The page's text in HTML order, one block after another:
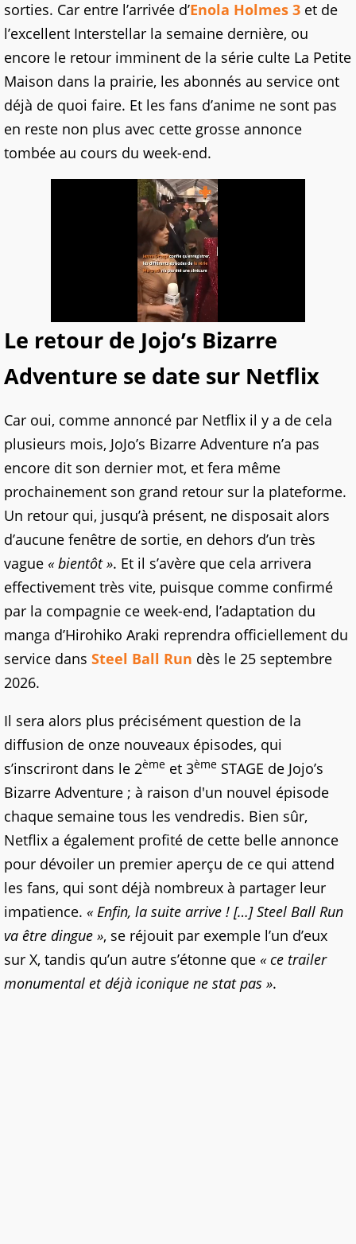
sorties. Car entre l’arrivée d’Enola Holmes 3 et de
l’excellent Interstellar la semaine dernière, ou
encore le retour imminent de la série culte La Petite
Maison dans la prairie, les abonnés au service ont
déjà de quoi faire. Et les fans d’anime ne sont pas
en reste non plus avec cette grosse annonce
tombée au cours du week-end.
Le retour de Jojo’s Bizarre
Adventure se date sur Netflix
Car oui, comme annoncé par Netflix il y a de cela
plusieurs mois, JoJo’s Bizarre Adventure n’a pas
encore dit son dernier mot, et fera même
prochainement son grand retour sur la plateforme.
Un retour qui, jusqu’à présent, ne disposait alors
d’aucune fenêtre de sortie, en dehors d’un très
vague « bientôt ». Et il s’avère que cela arrivera
effectivement très vite, puisque comme confirmé
par la compagnie ce week-end, l’adaptation du
manga d’Hirohiko Araki reprendra officiellement du
service dans Steel Ball Run dès le 25 septembre
2026.
Il sera alors plus précisément question de la
diffusion de onze nouveaux épisodes, qui
s’inscriront dans le 2ème et 3ème STAGE de Jojo’s
Bizarre Adventure ; à raison d'un nouvel épisode
chaque semaine tous les vendredis. Bien sûr,
Netflix a également profité de cette belle annonce
pour dévoiler un premier aperçu de ce qui attend
les fans, qui sont déjà nombreux à partager leur
impatience. « Enfin, la suite arrive ! […] Steel Ball Run
va être dingue », se réjouit par exemple l’un d’eux
sur X, tandis qu’un autre s’étonne que « ce trailer
monumental et déjà iconique ne stat pas ».